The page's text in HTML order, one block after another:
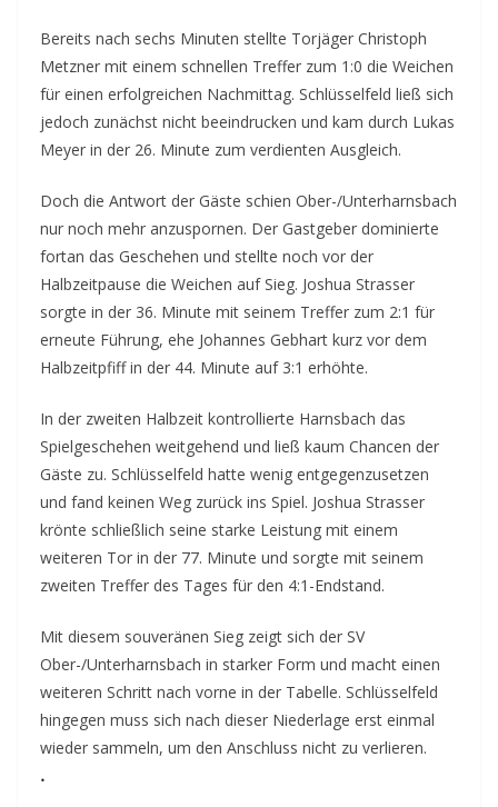
Bereits nach sechs Minuten stellte Torjäger Christoph
Metzner mit einem schnellen Treffer zum 1:0 die Weichen
für einen erfolgreichen Nachmittag. Schlüsselfeld ließ sich
jedoch zunächst nicht beeindrucken und kam durch Lukas
Meyer in der 26. Minute zum verdienten Ausgleich.
Doch die Antwort der Gäste schien Ober-/Unterharnsbach
nur noch mehr anzuspornen. Der Gastgeber dominierte
fortan das Geschehen und stellte noch vor der
Halbzeitpause die Weichen auf Sieg. Joshua Strasser
sorgte in der 36. Minute mit seinem Treffer zum 2:1 für
erneute Führung, ehe Johannes Gebhart kurz vor dem
Halbzeitpfiff in der 44. Minute auf 3:1 erhöhte.
In der zweiten Halbzeit kontrollierte Harnsbach das
Spielgeschehen weitgehend und ließ kaum Chancen der
Gäste zu. Schlüsselfeld hatte wenig entgegenzusetzen
und fand keinen Weg zurück ins Spiel. Joshua Strasser
krönte schließlich seine starke Leistung mit einem
weiteren Tor in der 77. Minute und sorgte mit seinem
zweiten Treffer des Tages für den 4:1-Endstand.
Mit diesem souveränen Sieg zeigt sich der SV
Ober-/Unterharnsbach in starker Form und macht einen
weiteren Schritt nach vorne in der Tabelle. Schlüsselfeld
hingegen muss sich nach dieser Niederlage erst einmal
wieder sammeln, um den Anschluss nicht zu verlieren.
.